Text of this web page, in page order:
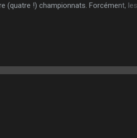
(quatre !) championnats. Forcément, les
soit, est… intolérable ! Ou alors,